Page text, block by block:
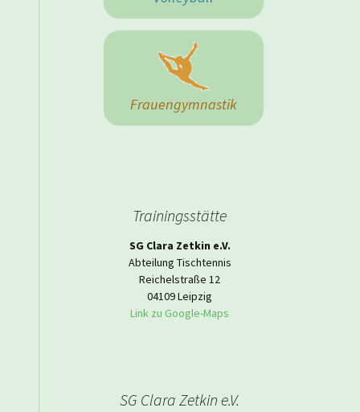
Frauengymnastik
Trainingsstätte
SG Clara Zetkin e.V.
Abteilung Tischtennis
Reichelstraße 12
04109 Leipzig
Link zu Google-Maps
SG Clara Zetkin e.V.